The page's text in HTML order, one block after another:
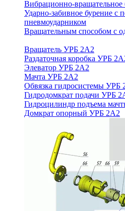
Вибрационно-вращательное
Ударно-забивное бурение с
пневмоударником
Вращательным способом с
Вращатель УРБ 2А2
Раздаточная коробка УРБ
Элеватор УРБ 2А2
Мачта УРБ 2А2
Обвязка гидросистемы УРБ
Гидродомкрат подачи УРБ
Гидроцилиндр подъема
Домкрат опорный УРБ 2А2